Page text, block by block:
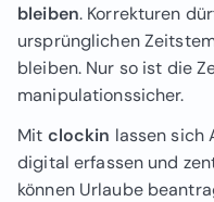
bleiben. Korrekturen
ursprünglichen
bleiben. Nur so ist die
manipulationssicher.
Mit clockin lassen sich
digital erfassen und
können Urlaube